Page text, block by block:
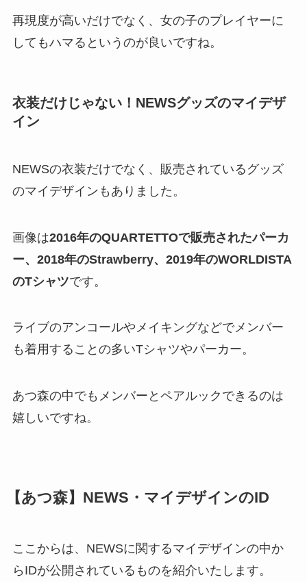
再現度が高いだけでなく、女の子のプレイヤーに
してもハマるというのが良いですね。
衣装だけじゃない！NEWSグッズのマイデザ
イン
NEWSの衣装だけでなく、販売されているグッズ
のマイデザインもありました。
画像は2016年のQUARTETTOで販売されたパーカ
ー、2018年のStrawberry、2019年のWORLDISTA
のTシャツです。
ライブのアンコールやメイキングなどでメンバー
も着用することの多いTシャツやパーカー。
あつ森の中でもメンバーとペアルックできるのは
嬉しいですね。
【あつ森】NEWS・ マイデザインのID
ここからは、NEWSに関するマイデザインの中か
らIDが公開されているものを紹介いたします。